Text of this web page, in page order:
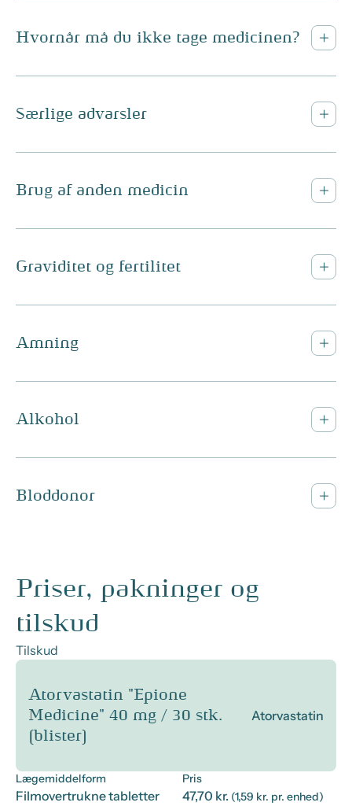
Hvornår må du ikke tage medicinen?
Særlige advarsler
Brug af anden medicin
Graviditet og fertilitet
Amning
Alkohol
Bloddonor
Priser, pakninger og
tilskud
Tilskud
Atorvastatin "Epione
Medicine" 40 mg / 30 stk.
(blister)
Atorvastatin
Lægemiddelform
Filmovertrukne tabletter
Pris
47,70 kr. (1,59 kr. pr. enhed)